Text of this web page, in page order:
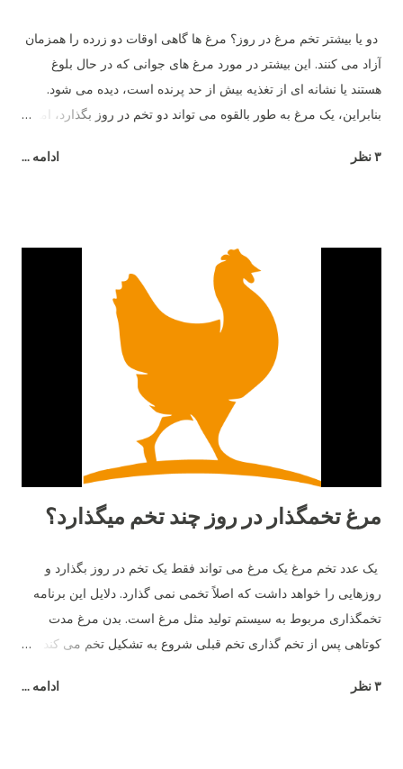
دو یا بیشتر تخم مرغ در روز؟ مرغ ها گاهی اوقات دو زرده را همزمان
آزاد می کنند. این بیشتر در مورد مرغ های جوانی که در حال بلوغ
هستند یا نشانه ای از تغذیه بیش از حد پرنده است، دیده می شود.
بنابراین، یک مرغ به طور بالقوه می تواند دو تخم در روز بگذارد، اما نه
۳ نظر ادامه ...
مرغ تخمگذار در روز چند تخم میگذارد؟
یک عدد تخم مرغ یک مرغ می تواند فقط یک تخم در روز بگذارد و
روزهایی را خواهد داشت که اصلاً تخمی نمی گذارد. دلایل این برنامه
تخمگذاری مربوط به سیستم تولید مثل مرغ است. بدن مرغ مدت
کوتاهی پس از تخم گذاری تخم قبلی شروع به تشکیل تخم می کند و
۳ نظر ادامه ...